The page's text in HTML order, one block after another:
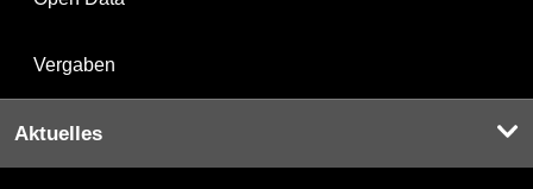
Vergaben
Aktuelles